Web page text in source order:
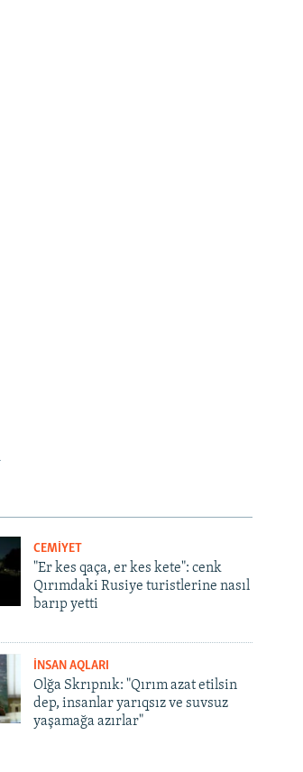
CEMİYET
"Er kes qaça, er kes kete": cenk
Qırımdaki Rusiye turistlerine nasıl
barıp yetti
İNSAN AQLARI
Olğa Skrıpnık: "Qırım azat etilsin
dep, insanlar yarıqsız ve suvsuz
yaşamağa azırlar"